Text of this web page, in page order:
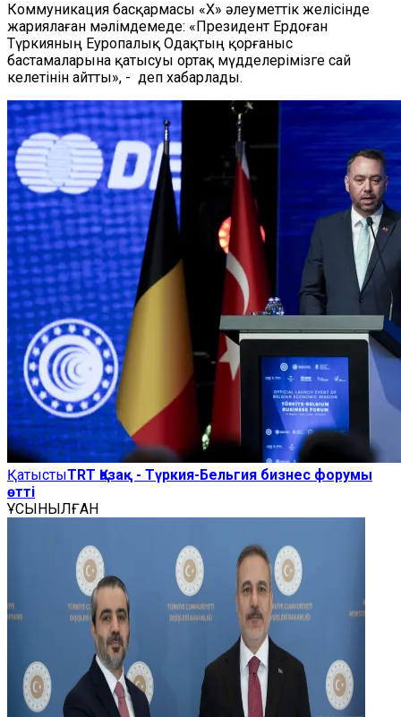
Коммуникация басқармасы «X» әлеуметтік желісінде
жариялаған мәлімдемеде: «Президент Ердоған
Түркияның Еуропалық Одақтың қорғаныс
бастамаларына қатысуы ортақ мүдделерімізге сай
келетінін айтты», - деп хабарлады.
ҚатыстыTRT Қазақ - Түркия-Бельгия бизнес форумы
өтті
ҰСЫНЫЛҒАН